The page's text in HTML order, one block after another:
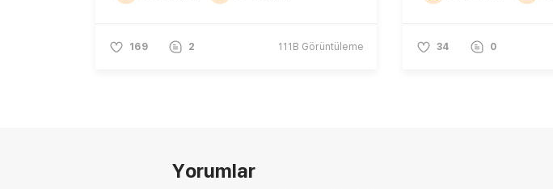
169 2 111B Görüntüleme 34 0
Yorumlar